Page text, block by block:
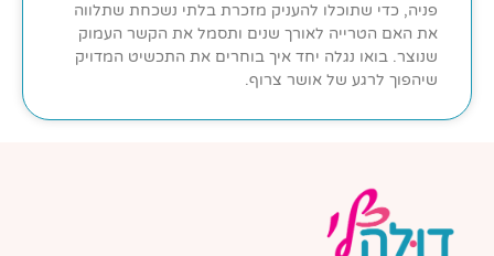
פניה, כדי שתוכלו להעניק מזכרת בלתי נשכחת שתלווה
את האם הטרייה לאורך שנים ותסמל את הקשר העמוק
שנוצר. בואו נגלה יחד איך בוחרים את התכשיט המדויק
שיהפוך לרגע של אושר צרוף.